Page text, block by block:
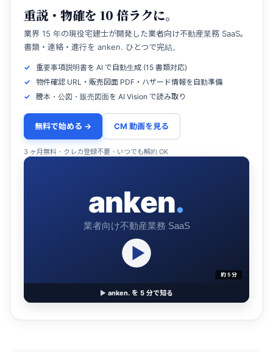
重説・物確を 10 倍ラクに。
業界 15 年の現役宅建士が開発した業者向け不動産業務 SaaS。
書類・連絡・進行を anken. ひとつで完結。
重要事項説明書を AI で自動生成 (15 書類対応)
物件確認 URL・販売図面 PDF・ハザード情報を自動準備
謄本・公図・販売図面を AI Vision で読み取り
無料で始める → CM 動画を見る
3 ヶ月無料・クレカ登録不要・いつでも解約 OK
anken.
業者向け不動産業務 SaaS
約 5 分
▶ anken. を 5 分で知る